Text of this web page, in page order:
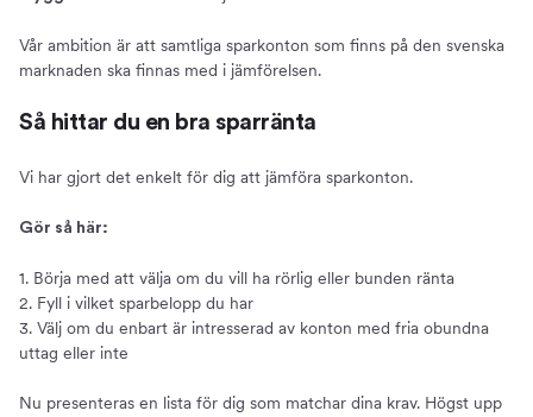
Vår ambition är att samtliga sparkonton som finns på den svenska
marknaden ska finnas med i jämförelsen.
Så hittar du en bra sparränta
Vi har gjort det enkelt för dig att jämföra sparkonton.
Gör så här:
1. Börja med att välja om du vill ha rörlig eller bunden ränta
2. Fyll i vilket sparbelopp du har
3. Välj om du enbart är intresserad av konton med fria obundna
uttag eller inte
Nu presenteras en lista för dig som matchar dina krav. Högst upp